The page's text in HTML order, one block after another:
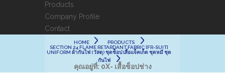
Products
Company Profile
Contact
HOME
PRODUCTS
SECTION 24 FLAME RETARDANT FABRIC [FR-SUIT]
UNIFORM ผ้ากันไฟ (วัสดุ) ชุดช็อป เสื้อแจ็คเก็ต ชุดหมี ชุด
กันไฟ
คุณอยู่ที่: 0X- เสื้อช็อปช่าง